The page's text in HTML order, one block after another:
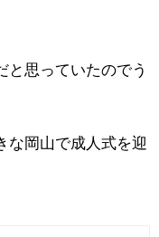
と思っていたのでう
な岡山で成人式を迎